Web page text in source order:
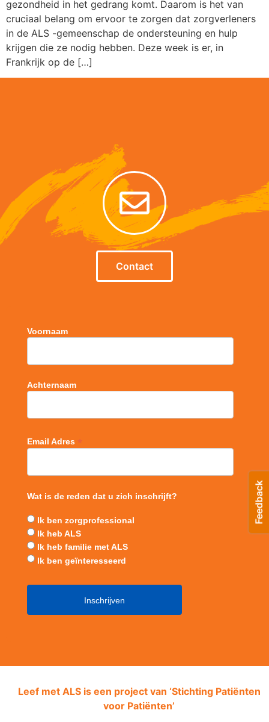
gezondheid in het gedrang komt. Daarom is het van
cruciaal belang om ervoor te zorgen dat zorgverleners
in de ALS -gemeenschap de ondersteuning en hulp
krijgen die ze nodig hebben. Deze week is er, in
Frankrijk op de […]
Contact
Voornaam
Achternaam
Email Adres *
Wat is de reden dat u zich inschrijft?
Ik ben zorgprofessional
Ik heb ALS
Ik heb familie met ALS
Ik ben geïnteresseerd
Leef met ALS is een project van ‘Stichting Patiënten
voor Patiënten’